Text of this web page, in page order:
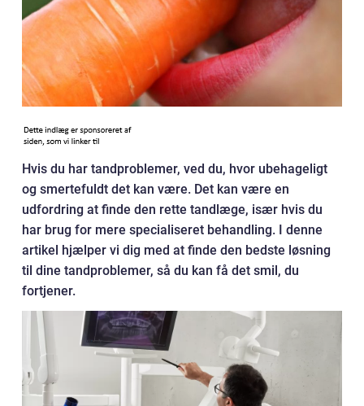
Hvis du har tandproblemer, ved du, hvor ubehageligt
og smertefuldt det kan være. Det kan være en
udfordring at finde den rette tandlæge, især hvis du
har brug for mere specialiseret behandling. I denne
artikel hjælper vi dig med at finde den bedste løsning
til dine tandproblemer, så du kan få det smil, du
fortjener.